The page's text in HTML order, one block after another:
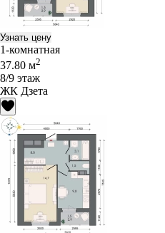
Узнать цену
1-комнатная
37.80 м2
8/9 этаж
ЖК Дзета